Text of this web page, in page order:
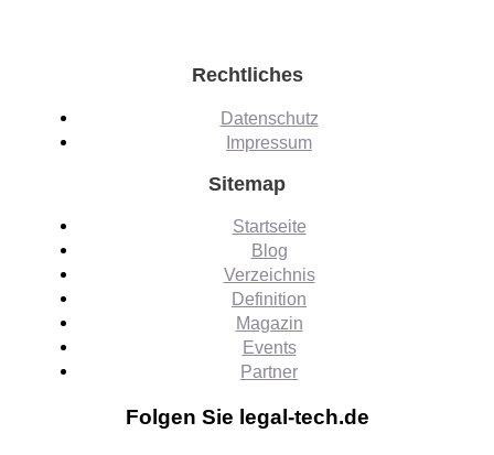
Rechtliches
Datenschutz
Impressum
Sitemap
Startseite
Blog
Verzeichnis
Definition
Magazin
Events
Partner
Folgen Sie legal-tech.de